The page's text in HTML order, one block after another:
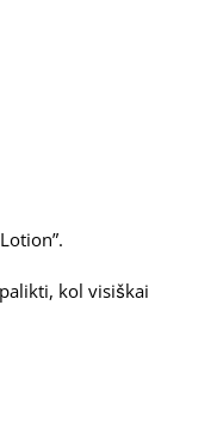
kol visiškai